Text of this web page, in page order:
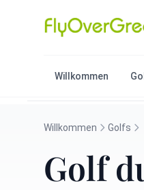
Willkommen
Willkommen Golfs
Golf